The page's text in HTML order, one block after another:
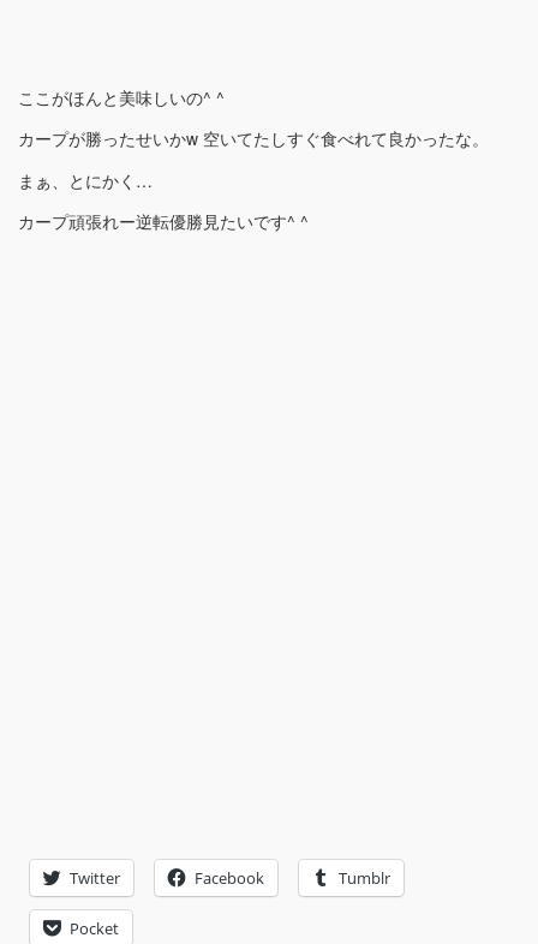
ここがほんと美味しいの^ ^
カープが勝ったせいかw 空いてたしすぐ食べれて良かったな。
まぁ、とにかく…
カープ頑張れー逆転優勝見たいです^ ^
Twitter Facebook Tumblr
Pocket